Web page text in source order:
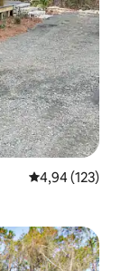
Évaluation
4,94 (123)